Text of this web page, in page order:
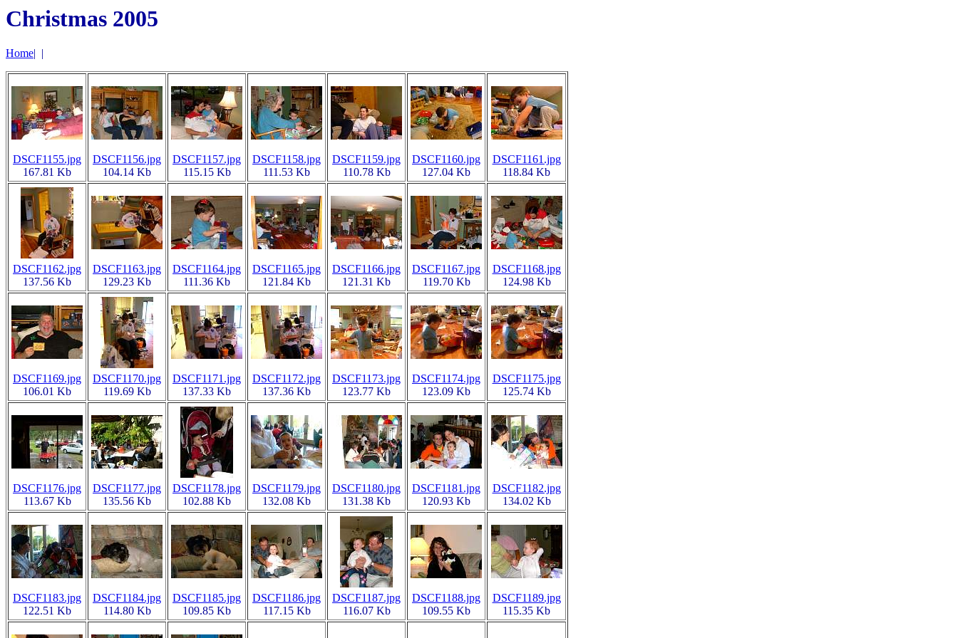
Christmas 2005
Home| |
DSCF1155.jpg
167.81 Kb
DSCF1156.jpg
104.14 Kb
DSCF1157.jpg
115.15 Kb
DSCF1158.jpg
111.53 Kb
DSCF1159.jpg
110.78 Kb
DSCF1160.jpg
127.04 Kb
DSCF1161.jpg
118.84 Kb
DSCF1162.jpg
137.56 Kb
DSCF1163.jpg
129.23 Kb
DSCF1164.jpg
111.36 Kb
DSCF1165.jpg
121.84 Kb
DSCF1166.jpg
121.31 Kb
DSCF1167.jpg
119.70 Kb
DSCF1168.jpg
124.98 Kb
DSCF1169.jpg
106.01 Kb
DSCF1170.jpg
119.69 Kb
DSCF1171.jpg
137.33 Kb
DSCF1172.jpg
137.36 Kb
DSCF1173.jpg
123.77 Kb
DSCF1174.jpg
123.09 Kb
DSCF1175.jpg
125.74 Kb
DSCF1176.jpg
113.67 Kb
DSCF1177.jpg
135.56 Kb
DSCF1178.jpg
102.88 Kb
DSCF1179.jpg
132.08 Kb
DSCF1180.jpg
131.38 Kb
DSCF1181.jpg
120.93 Kb
DSCF1182.jpg
134.02 Kb
DSCF1183.jpg
122.51 Kb
DSCF1184.jpg
114.80 Kb
DSCF1185.jpg
109.85 Kb
DSCF1186.jpg
117.15 Kb
DSCF1187.jpg
116.07 Kb
DSCF1188.jpg
109.55 Kb
DSCF1189.jpg
115.35 Kb